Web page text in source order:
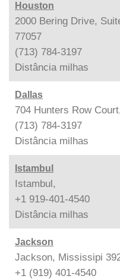
Houston
2000 Bering Drive,
77057
(713) 784-3197
Distância milhas
Dallas
704 Hunters Row
(713) 784-3197
Distância milhas
Istambul
Istambul,
+1 919-401-4540
Distância milhas
Jackson
Jackson, Mississipi
+1 (919) 401-4540